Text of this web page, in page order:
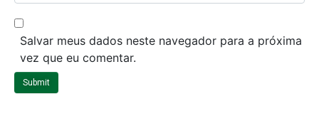
*
b
t
Salvar meus dados neste navegador para a próxima
vez que eu comentar.
Submit